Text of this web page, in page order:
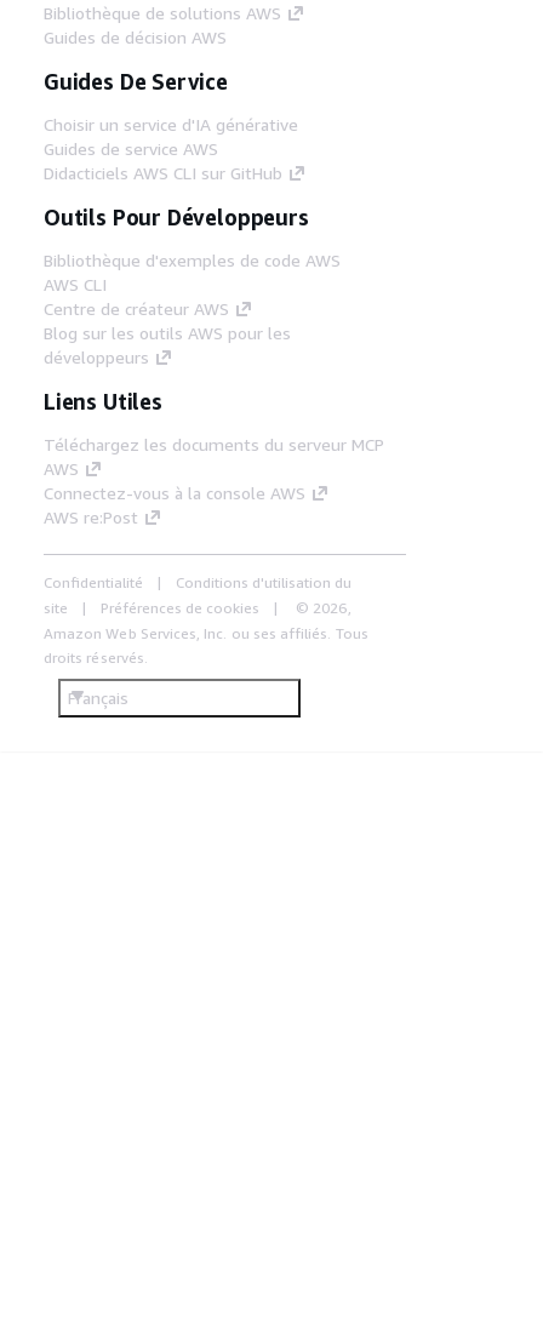
Bibliothèque de solutions AWS
Guides de décision AWS
Guides De Service
Choisir un service d'IA générative
Guides de service AWS
Didacticiels AWS CLI sur GitHub
Outils Pour Développeurs
Bibliothèque d'exemples de code AWS
AWS CLI
Centre de créateur AWS
Blog sur les outils AWS pour les
développeurs
Liens Utiles
Téléchargez les documents du serveur MCP
AWS
Connectez-vous à la console AWS
AWS re:Post
Confidentialité
Conditions d'utilisation du
site
Préférences de cookies
© 2026,
Amazon Web Services, Inc. ou ses affiliés. Tous
droits réservés.
Français